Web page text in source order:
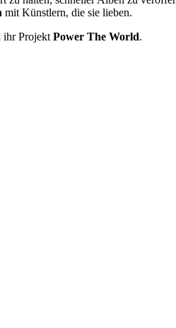
mit Künstlern, die sie lieben.
Projekt Power The World.